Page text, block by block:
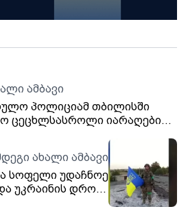
ამბავი
პოლიციამ თბილისში
ცეცხლსასროლი იარაღები
ახალი ამბავი
სოფელი უდაჩნოე
უკრაინის დროშა